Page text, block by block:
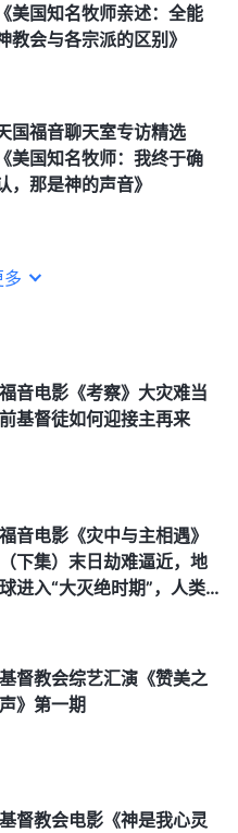
《美国知名牧师亲述：全能
教会与各宗派的区别》
国福音聊天室专访精选
《美国知名牧师：我终于确
，那是神的声音》
福音电影《考察》大灾难当
前基督徒如何迎接主再来
福音电影《灾中与主相遇》
（下集）末日劫难逼近，地
球进入“大灭绝时期”，人类
基督教会综艺汇演《赞美之
声》第一期
基督教会电影《神是我心灵